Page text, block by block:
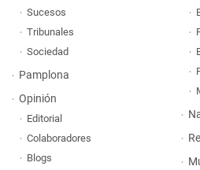
Sucesos
Tribunales
Sociedad
Pamplona
Opinión
Editorial
Colaboradores
Blogs